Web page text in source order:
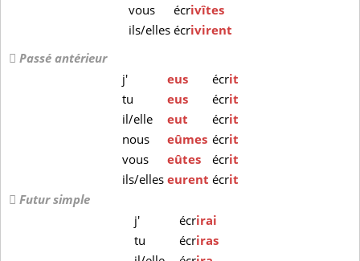
vous
écrivîtes
ils/elles écrivirent
Passé antérieur
j'
eus écrit
tu
eus écrit
il/elle
eut écrit
nous
eûmes écrit
vous
eûtes écrit
ils/elles eurent écrit
Futur simple
j'
écrirai
tu
écriras